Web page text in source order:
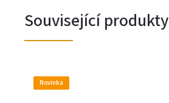
Související produkty
Novinka